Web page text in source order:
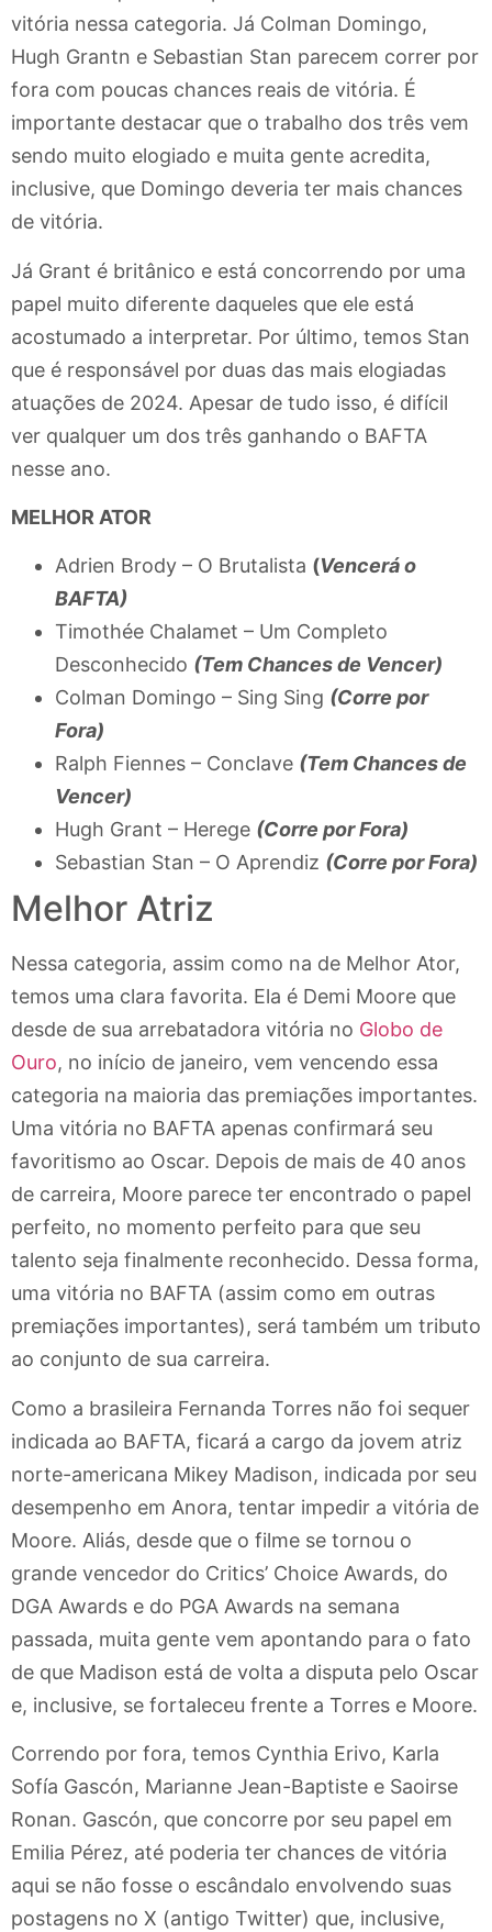
vitória nessa categoria. Já Colman Domingo,
Hugh Grantn e Sebastian Stan parecem correr por
fora com poucas chances reais de vitória. É
importante destacar que o trabalho dos três vem
sendo muito elogiado e muita gente acredita,
inclusive, que Domingo deveria ter mais chances
de vitória.
Já Grant é britânico e está concorrendo por uma
papel muito diferente daqueles que ele está
acostumado a interpretar. Por último, temos Stan
que é responsável por duas das mais elogiadas
atuações de 2024. Apesar de tudo isso, é difícil
ver qualquer um dos três ganhando o BAFTA
nesse ano.
MELHOR ATOR
Adrien Brody – O Brutalista (Vencerá o
BAFTA)
Timothée Chalamet – Um Completo
Desconhecido (Tem Chances de Vencer)
Colman Domingo – Sing Sing (Corre por
Fora)
Ralph Fiennes – Conclave (Tem Chances de
Vencer)
Hugh Grant – Herege (Corre por Fora)
Sebastian Stan – O Aprendiz (Corre por Fora)
Melhor Atriz
Nessa categoria, assim como na de Melhor Ator,
temos uma clara favorita. Ela é Demi Moore que
desde de sua arrebatadora vitória no Globo de
Ouro, no início de janeiro, vem vencendo essa
categoria na maioria das premiações importantes.
Uma vitória no BAFTA apenas confirmará seu
favoritismo ao Oscar. Depois de mais de 40 anos
de carreira, Moore parece ter encontrado o papel
perfeito, no momento perfeito para que seu
talento seja finalmente reconhecido. Dessa forma,
uma vitória no BAFTA (assim como em outras
premiações importantes), será também um tributo
ao conjunto de sua carreira.
Como a brasileira Fernanda Torres não foi sequer
indicada ao BAFTA, ficará a cargo da jovem atriz
norte-americana Mikey Madison, indicada por seu
desempenho em Anora, tentar impedir a vitória de
Moore. Aliás, desde que o filme se tornou o
grande vencedor do Critics’ Choice Awards, do
DGA Awards e do PGA Awards na semana
passada, muita gente vem apontando para o fato
de que Madison está de volta a disputa pelo Oscar
e, inclusive, se fortaleceu frente a Torres e Moore.
Correndo por fora, temos Cynthia Erivo, Karla
Sofía Gascón, Marianne Jean-Baptiste e Saoirse
Ronan. Gascón, que concorre por seu papel em
Emilia Pérez, até poderia ter chances de vitória
aqui se não fosse o escândalo envolvendo suas
postagens no X (antigo Twitter) que, inclusive,